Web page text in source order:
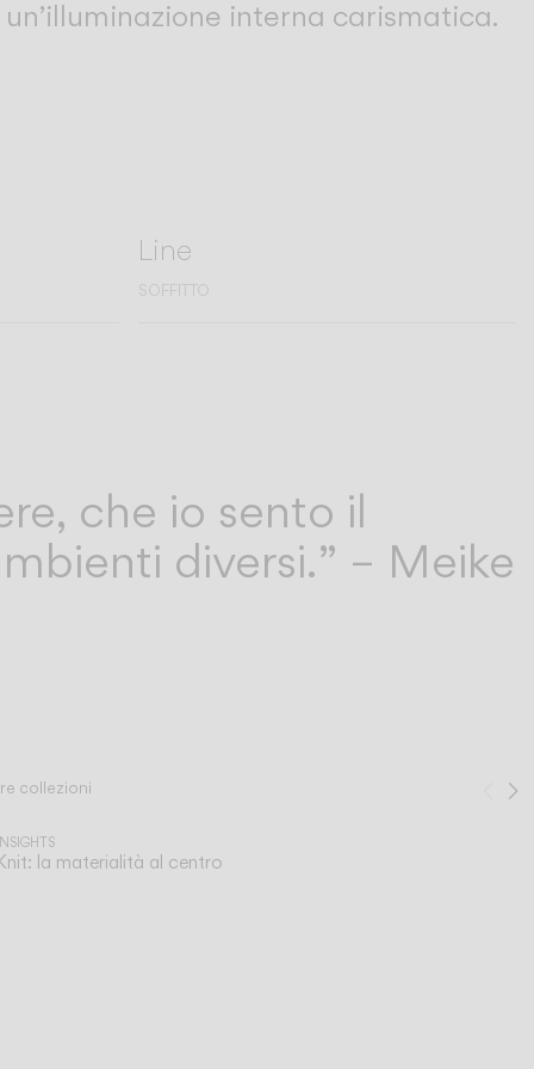
un’illuminazione interna carismatica.
Line
SOFFITTO
che io sento il
diversi.” – Meike
collezioni
INSIGHTS
la materialità al centro